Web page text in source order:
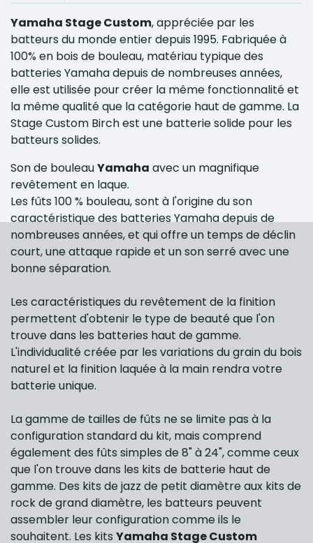
Yamaha Stage Custom, appréciée par les
batteurs du monde entier depuis 1995. Fabriquée à
100% en bois de bouleau, matériau typique des
batteries Yamaha depuis de nombreuses années,
elle est utilisée pour créer la même fonctionnalité et
la même qualité que la catégorie haut de gamme. La
Stage Custom Birch est une batterie solide pour les
batteurs solides.
Son de bouleauYamaha avec un magnifique
revêtement en laque.
Les fûts 100 % bouleau, sont à l'origine du son
caractéristique des batteries Yamaha depuis de
nombreuses années, et qui offre un temps de déclin
court, une attaque rapide et un son serré avec une
bonne séparation.
Les caractéristiques du revêtement de la finition
permettent d'obtenir le type de beauté que l'on
trouve dans les batteries haut de gamme.
L'individualité créée par les variations du grain du bois
naturel et la finition laquée à la main rendra votre
batterie unique.
La gamme de tailles de fûts ne se limite pas à la
configuration standard du kit, mais comprend
également des fûts simples de 8" à 24", comme ceux
que l'on trouve dans les kits de batterie haut de
gamme. Des kits de jazz de petit diamètre aux kits de
rock de grand diamètre, les batteurs peuvent
assembler leur configuration comme ils le
souhaitent. Les kits Yamaha Stage Custom